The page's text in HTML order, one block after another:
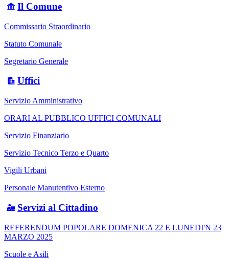
Il Comune
Commissario Straordinario
Statuto Comunale
Segretario Generale
Uffici
Servizio Amministrativo
ORARI AL PUBBLICO UFFICI COMUNALI
Servizio Finanziario
Servizio Tecnico Terzo e Quarto
Vigili Urbani
Personale Manutentivo Esterno
Servizi al Cittadino
REFERENDUM POPOLARE DOMENICA 22 E LUNEDI'N 23
MARZO 2025
Scuole e Asili